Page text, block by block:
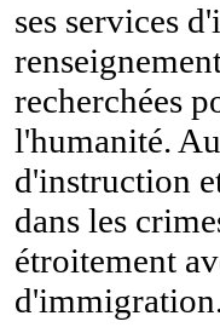
ses services
recherchées
l'humanité.
d'instruction
dans les
étroitement